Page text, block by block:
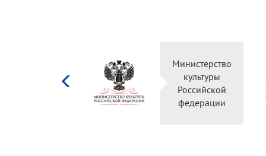
Министерство
культуры
Российской
федерации